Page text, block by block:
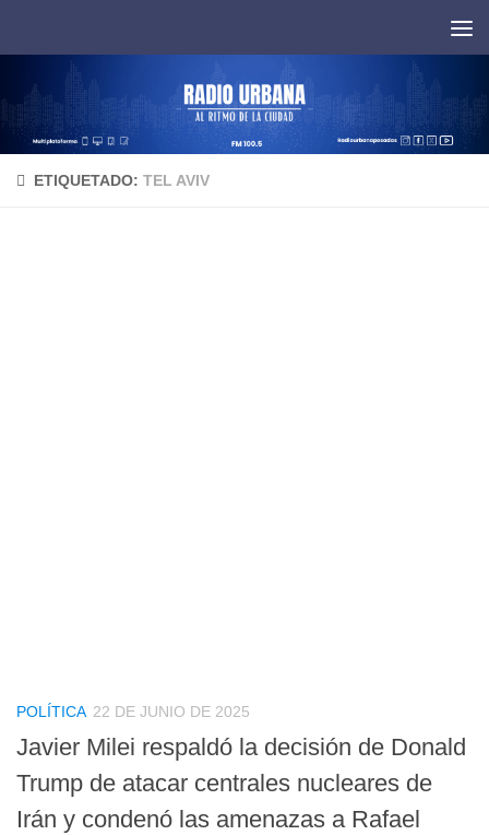
ETIQUETADO: TEL AVIV
POLÍTICA 22 DE JUNIO DE 2025
Javier Milei respaldó la decisión de Donald
Trump de atacar centrales nucleares de
Irán y condenó las amenazas a Rafael